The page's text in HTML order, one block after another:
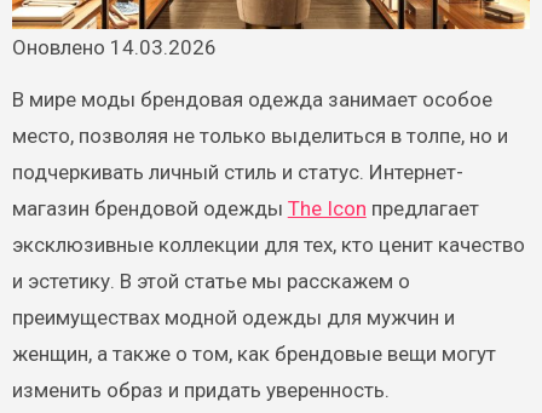
Оновлено 14.03.2026
В мире моды брендовая одежда занимает особое
место, позволяя не только выделиться в толпе, но и
подчеркивать личный стиль и статус. Интернет-
магазин брендовой одежды The Icon предлагает
эксклюзивные коллекции для тех, кто ценит качество
и эстетику. В этой статье мы расскажем о
преимуществах модной одежды для мужчин и
женщин, а также о том, как брендовые вещи могут
изменить образ и придать уверенность.